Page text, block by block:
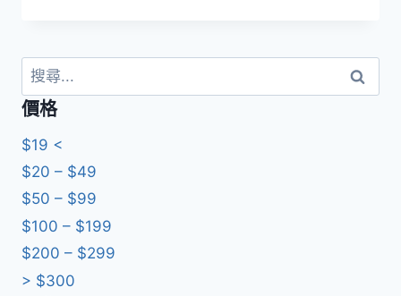
搜
尋
關
鍵
字:
價格
$19 <
$20 – $49
$50 – $99
$100 – $199
$200 – $299
> $300